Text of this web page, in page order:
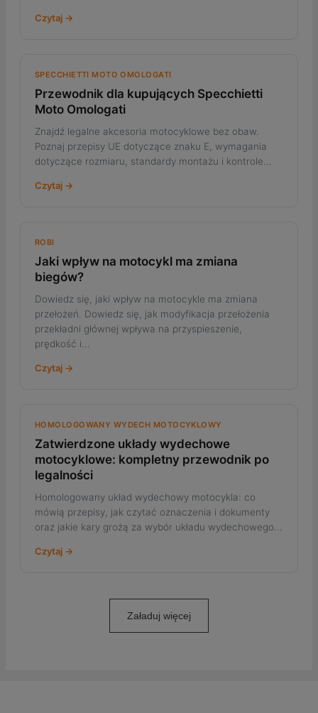
Czytaj →
SPECCHIETTI MOTO OMOLOGATI
Przewodnik dla kupujących Specchietti
Moto Omologati
Znajdź legalne akcesoria motocyklowe bez obaw.
Poznaj przepisy UE dotyczące znaku E, wymagania
dotyczące rozmiaru, standardy montażu i kontrole...
Czytaj →
ROBI
Jaki wpływ na motocykl ma zmiana
biegów?
Dowiedz się, jaki wpływ na motocykle ma zmiana
przełożeń. Dowiedz się, jak modyfikacja przełożenia
przekładni głównej wpływa na przyspieszenie,
prędkość i...
Czytaj →
HOMOLOGOWANY WYDECH MOTOCYKLOWY
Zatwierdzone układy wydechowe
motocyklowe: kompletny przewodnik po
legalności
Homologowany układ wydechowy motocykla: co
mówią przepisy, jak czytać oznaczenia i dokumenty
oraz jakie kary grożą za wybór układu wydechowego...
Czytaj →
Załaduj więcej